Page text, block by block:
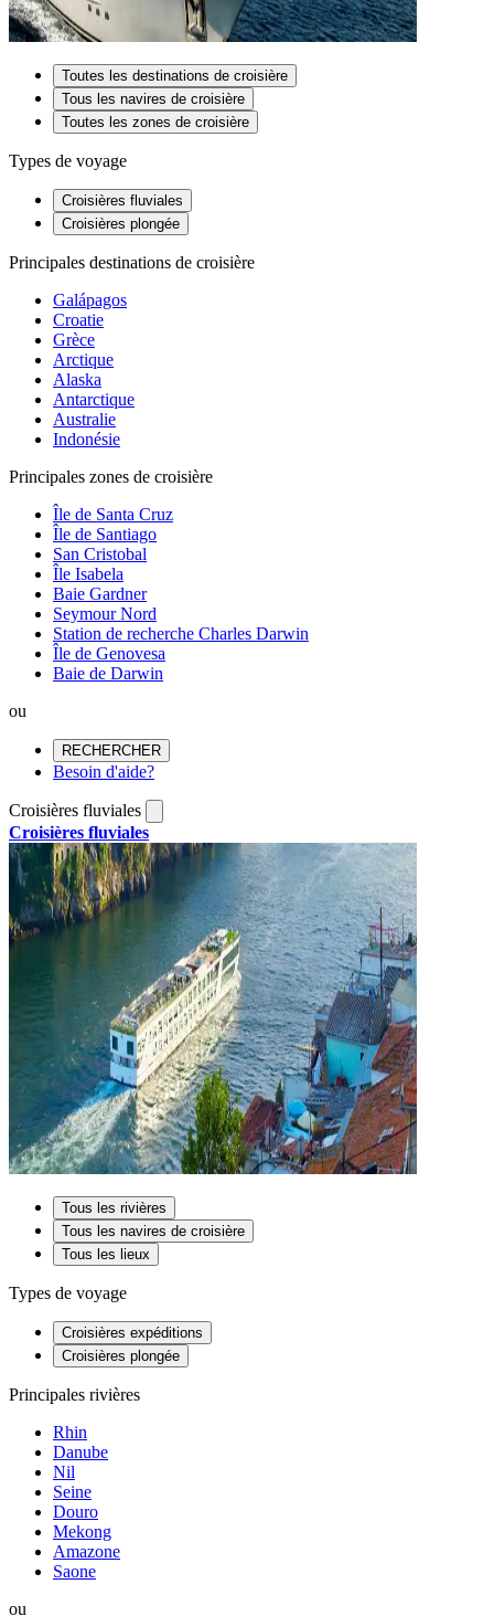
Toutes les destinations de croisière
Tous les navires de croisière
Toutes les zones de croisière
Types de voyage
Croisières fluviales
Croisières plongée
Principales destinations de croisière
Galápagos
Croatie
Grèce
Arctique
Alaska
Antarctique
Australie
Indonésie
Principales zones de croisière
Île de Santa Cruz
Île de Santiago
San Cristobal
Île Isabela
Baie Gardner
Seymour Nord
Station de recherche Charles Darwin
Île de Genovesa
Baie de Darwin
ou
RECHERCHER
Besoin d'aide?
Croisières fluviales
Croisières fluviales
Tous les rivières
Tous les navires de croisière
Tous les lieux
Types de voyage
Croisières expéditions
Croisières plongée
Principales rivières
Rhin
Danube
Nil
Seine
Douro
Mekong
Amazone
Saone
ou